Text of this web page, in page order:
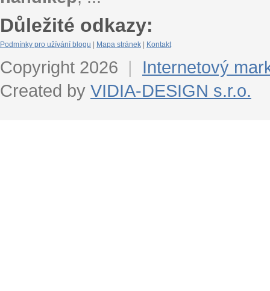
Důležité odkazy:
Podmínky pro užívání blogu Mapa stránek Kontakt
Copyright 2026 |
Internetový
Created by VIDIA-DESIGN s.r.o.